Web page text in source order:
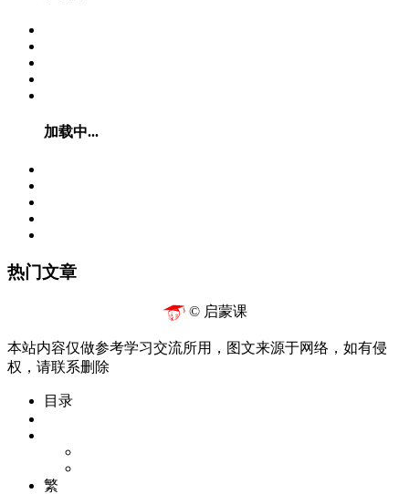
加载中...
热门文章
© 启蒙课
本站内容仅做参考学习交流所用，图文来源于网络，如有侵
权，请联系删除
目录
繁